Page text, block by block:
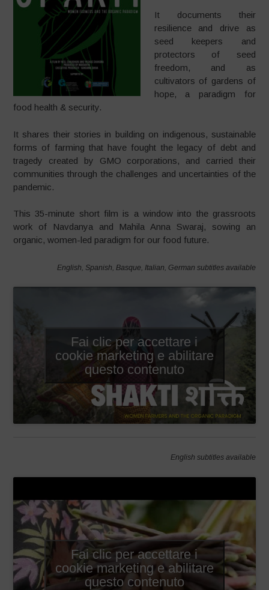
It documents their
resilience and drive as
seed keepers and
protectors of seed
freedom, and as
cultivators of gardens of
hope, a paradigm for
food health & security.
It shares their stories in building on indigenous, sustainable
forms of farming that have fought the legacy of debt and
tragedy created by GMO corporations, and carried their
communities through the challenges and uncertainties of the
pandemic.
This 35-minute short film is a window into the grassroots
work of Navdanya and Mahila Anna Swaraj, sowing an
organic, women-led paradigm for our food future.
English, Spanish, Basque, Italian, German subtitles available
Fai clic per accettare i
cookie marketing e abilitare
questo contenuto
English subtitles available
Fai clic per accettare i
cookie marketing e abilitare
questo contenuto